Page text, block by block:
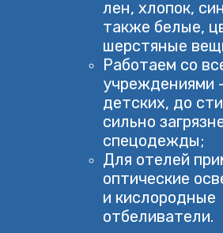
лен, хлопок,
также белые,
шерстяные
Работаем со
учреждениями
детских, до
сильно
спецодежды;
Для отелей
оптические
и кислородные
отбеливатели.